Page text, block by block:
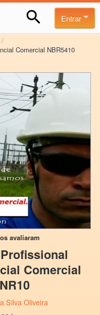
Entrar
/
Comercial NBR5410
avaliaram
Comercial
Silva Oliveira